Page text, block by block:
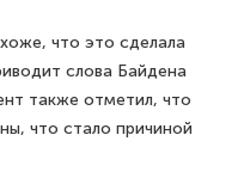
что это сделала
слова Байдена
также отметил, что
что стало причиной